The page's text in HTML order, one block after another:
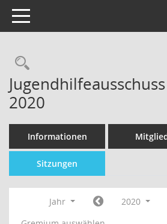
Toggle navigation
2020
Informationen
Sitzungen
Jahr
2020